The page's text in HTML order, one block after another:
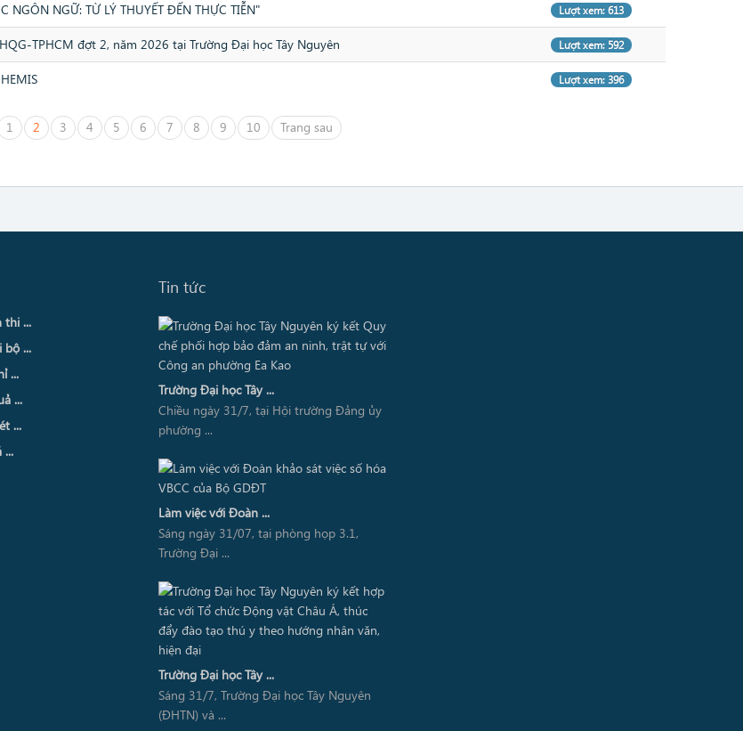
NGỮ: TỪ LÝ THUYẾT ĐẾN THỰC TIỄN" Lượt xem: 613
TPHCM đợt 2, năm 2026 tại Trường Đại học Tây Nguyên Lượt xem: 592
Lượt xem: 396
1 2 3 4 5 6 7 8 9 10 Trang sau
thi ...
bộ ...
...
...
...
...
Tin tức
Trường Đại học Tây ...
Chiều ngày 31/7, tại Hội trường Đảng ủy
phường ...
Làm việc với Đoàn ...
Sáng ngày 31/07, tại phòng họp 3.1,
Trường Đại ...
Trường Đại học Tây ...
Sáng 31/7, Trường Đại học Tây Nguyên
(ĐHTN) và ...